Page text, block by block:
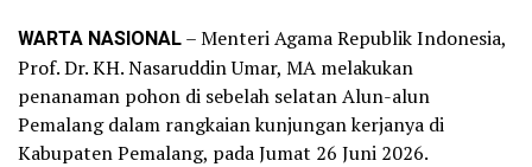
WARTA NASIONAL– Menteri Agama Republik Indonesia,
Prof. Dr. KH. Nasaruddin Umar, MA melakukan
penanaman pohon di sebelah selatan Alun-alun
Pemalang dalam rangkaian kunjungan kerjanya di
Kabupaten Pemalang, pada Jumat 26 Juni 2026.